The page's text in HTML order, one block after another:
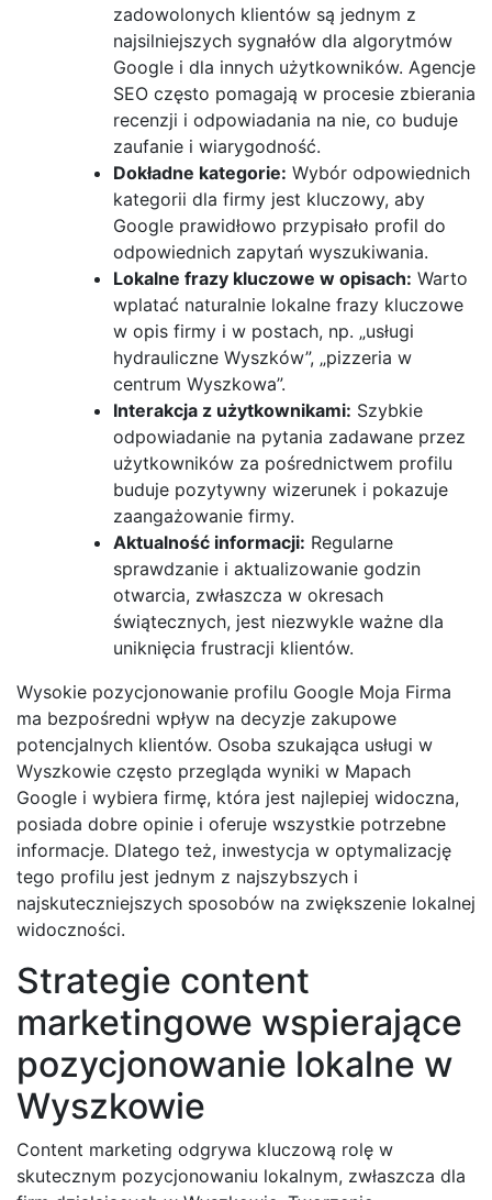
zadowolonych klientów są jednym z
najsilniejszych sygnałów dla algorytmów
Google i dla innych użytkowników. Agencje
SEO często pomagają w procesie zbierania
recenzji i odpowiadania na nie, co buduje
zaufanie i wiarygodność.
Dokładne kategorie: Wybór odpowiednich
kategorii dla firmy jest kluczowy, aby
Google prawidłowo przypisało profil do
odpowiednich zapytań wyszukiwania.
Lokalne frazy kluczowe w opisach: Warto
wplatać naturalnie lokalne frazy kluczowe
w opis firmy i w postach, np. „usługi
hydrauliczne Wyszków”, „pizzeria w
centrum Wyszkowa”.
Interakcja z użytkownikami: Szybkie
odpowiadanie na pytania zadawane przez
użytkowników za pośrednictwem profilu
buduje pozytywny wizerunek i pokazuje
zaangażowanie firmy.
Aktualność informacji: Regularne
sprawdzanie i aktualizowanie godzin
otwarcia, zwłaszcza w okresach
świątecznych, jest niezwykle ważne dla
uniknięcia frustracji klientów.
Wysokie pozycjonowanie profilu Google Moja Firma
ma bezpośredni wpływ na decyzje zakupowe
potencjalnych klientów. Osoba szukająca usługi w
Wyszkowie często przegląda wyniki w Mapach
Google i wybiera firmę, która jest najlepiej widoczna,
posiada dobre opinie i oferuje wszystkie potrzebne
informacje. Dlatego też, inwestycja w optymalizację
tego profilu jest jednym z najszybszych i
najskuteczniejszych sposobów na zwiększenie lokalnej
widoczności.
Strategie content
marketingowe wspierające
pozycjonowanie lokalne w
Wyszkowie
Content marketing odgrywa kluczową rolę w
skutecznym pozycjonowaniu lokalnym, zwłaszcza dla